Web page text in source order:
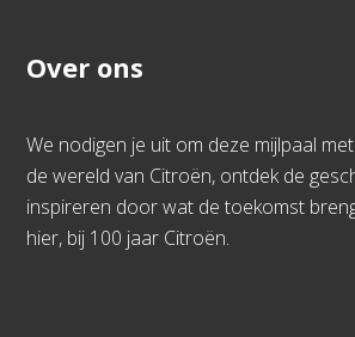
Over ons
We nodigen je uit om deze mijlpaal
de wereld van Citroën, ontdek de
inspireren door wat de toekomst
hier, bij 100 jaar Citroën.